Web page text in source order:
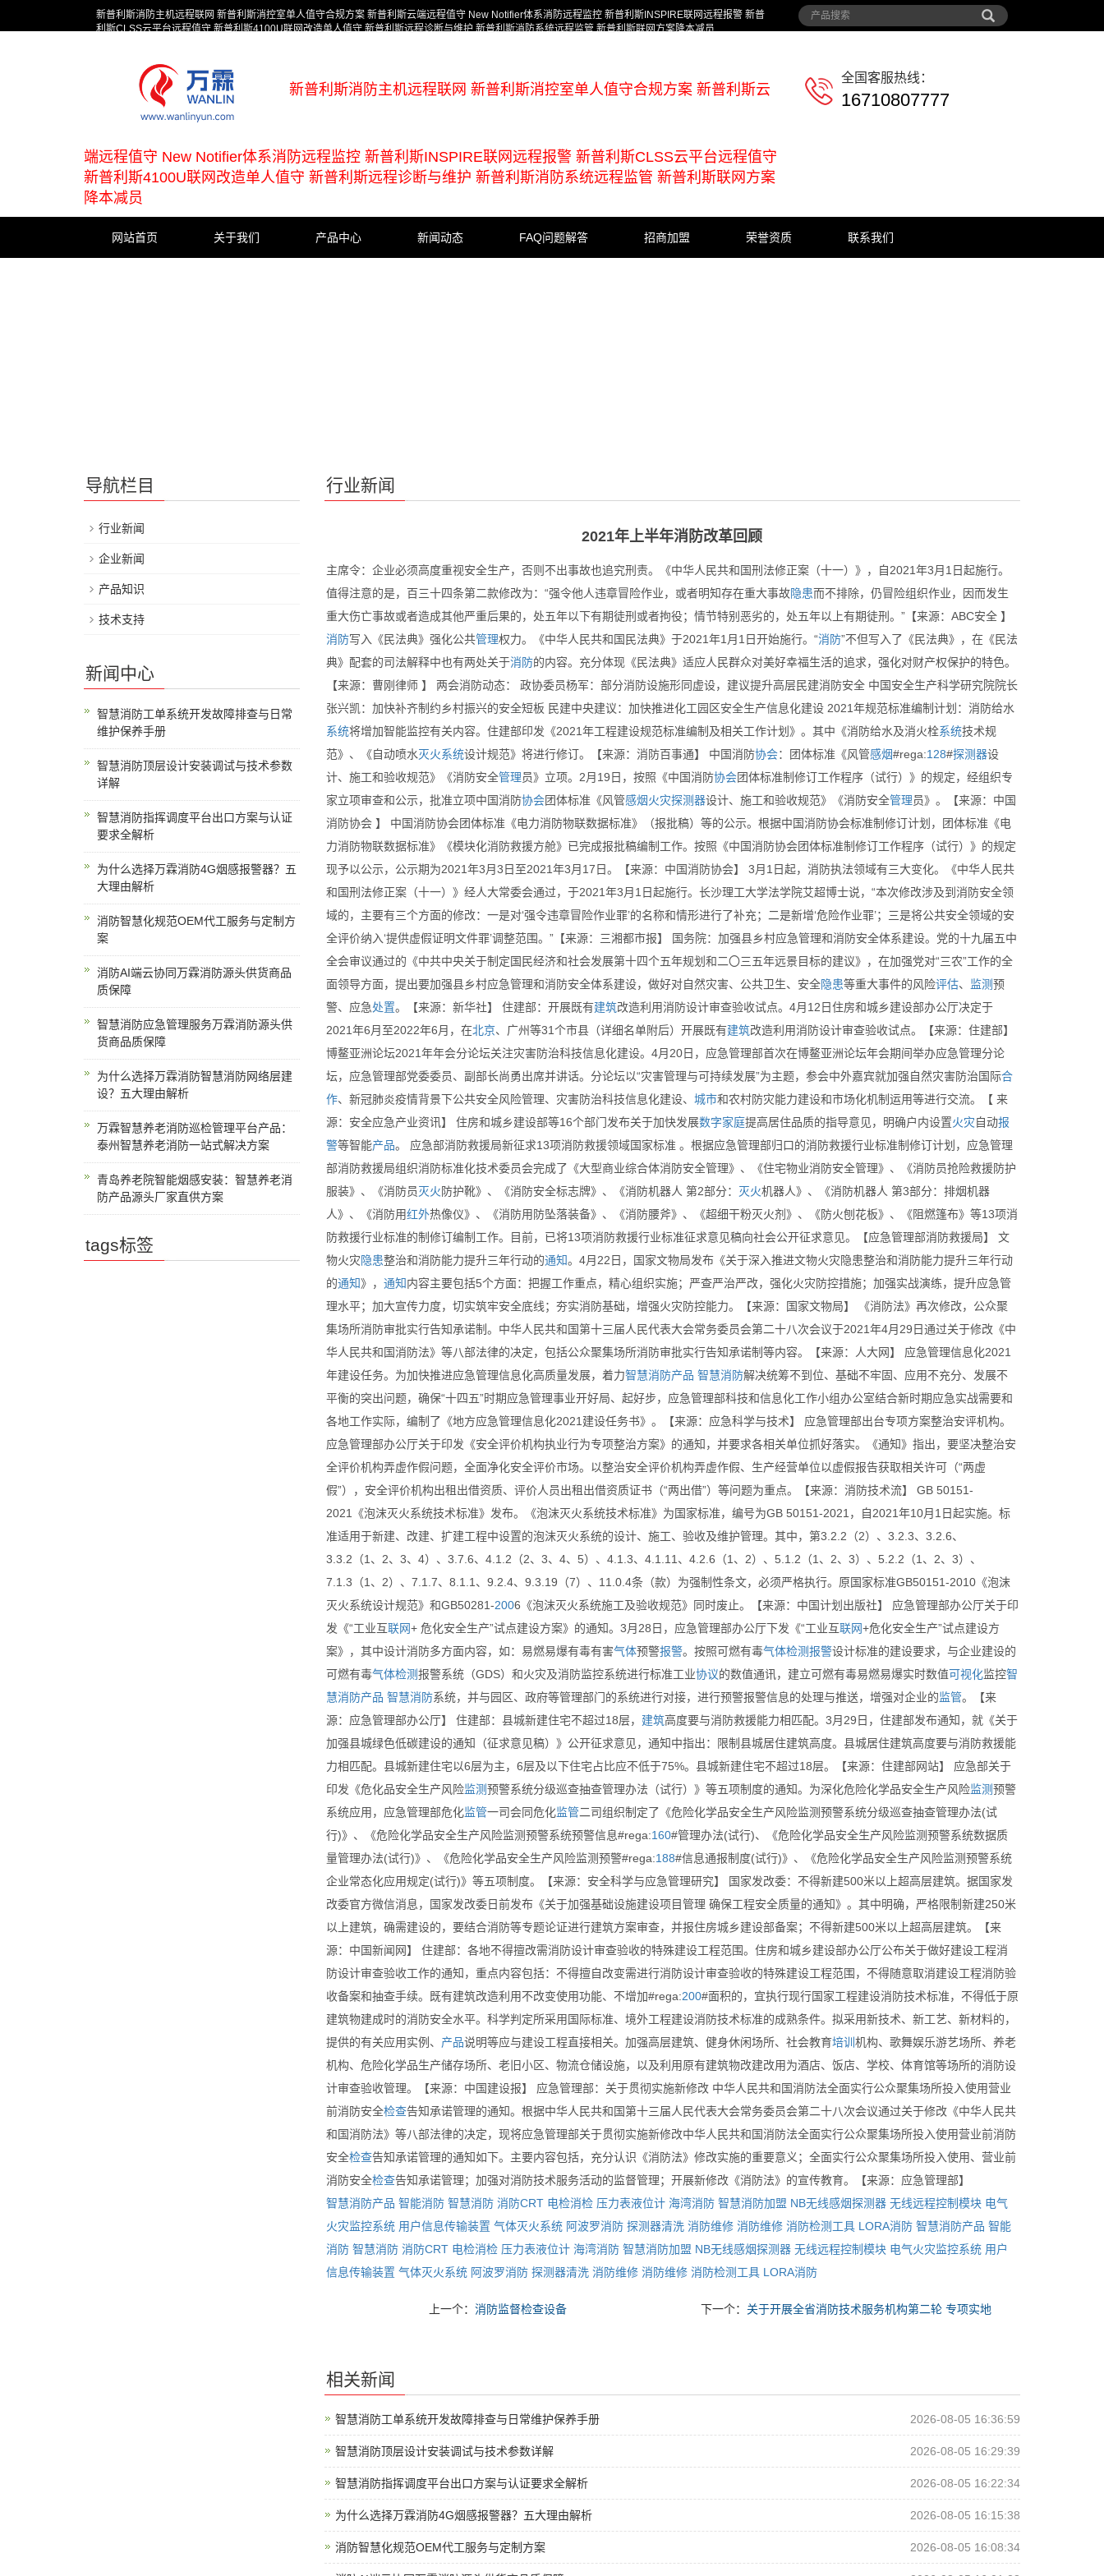
新普利斯消防主机远程联网 新普利斯消控室单人值守合规方案 新普利斯云端远程值守 New Notifier体系消防远程监控 新普利斯INSPIRE联网远程报警 新普
利斯CLSS云平台远程值守 新普利斯4100U联网改造单人值守 新普利斯远程诊断与维护 新普利斯消防系统远程监管 新普利斯联网方案降本减员
新普利斯消防主机远程联网 新普利斯消控室单人值守合规方案 新普利斯云
端远程值守 New Notifier体系消防远程监控 新普利斯INSPIRE联网远程报警 新普利斯CLSS云平台远程值守
新普利斯4100U联网改造单人值守 新普利斯远程诊断与维护 新普利斯消防系统远程监管 新普利斯联网方案
降本减员
全国客服热线：
16710807777
网站首页 关于我们 产品中心 新闻动态 FAQ问题解答 招商加盟 荣誉资质 联系我们
行业新闻
2021年上半年消防改革回顾
主席令：企业必须高度重视安全生产，否则不出事故也追究刑责。《中华人民共和国刑法修正案（十一）》，自2021年3月1日起施行。
值得注意的是，百三十四条第二款修改为：“强令他人违章冒险作业，或者明知存在重大事故隐患而不排除，仍冒险组织作业，因而发生
重大伤亡事故或者造成其他严重后果的，处五年以下有期徒刑或者拘役；情节特别恶劣的，处五年以上有期徒刑。”【来源：ABC安全 】
消防写入《民法典》强化公共管理权力。《中华人民共和国民法典》于2021年1月1日开始施行。“消防”不但写入了《民法典》，在《民法
典》配套的司法解释中也有两处关于消防的内容。充分体现《民法典》适应人民群众对美好幸福生活的追求，强化对财产权保护的特色。
【来源：曹刚律师 】 两会消防动态： 政协委员杨军：部分消防设施形同虚设，建议提升高层民建消防安全 中国安全生产科学研究院院长
张兴凯：加快补齐制约乡村振兴的安全短板 民建中央建议：加快推进化工园区安全生产信息化建设 2021年规范标准编制计划：消防给水
系统将增加智能监控有关内容。住建部印发《2021年工程建设规范标准编制及相关工作计划》。其中《消防给水及消火栓系统技术规
范》、《自动喷水灭火系统设计规范》将进行修订。【来源：消防百事通】 中国消防协会：团体标准《风管感烟#rega:128#探测器设
计、施工和验收规范》《消防安全管理员》立项。2月19日，按照《中国消防协会团体标准制修订工作程序（试行）》的规定，经组织专
家立项审查和公示，批准立项中国消防协会团体标准《风管感烟火灾探测器设计、施工和验收规范》《消防安全管理员》。【来源：中国
消防协会 】 中国消防协会团体标准《电力消防物联数据标准》（报批稿）等的公示。根据中国消防协会标准制修订计划，团体标准《电
力消防物联数据标准》《模块化消防救援方舱》已完成报批稿编制工作。按照《中国消防协会团体标准制修订工作程序（试行）》的规定
现予以公示，公示期为2021年3月3日至2021年3月17日。【来源：中国消防协会】 3月1日起，消防执法领域有三大变化。《中华人民共
和国刑法修正案（十一）》经人大常委会通过，于2021年3月1日起施行。长沙理工大学法学院艾超博士说，“本次修改涉及到消防安全领
域的，主要有三个方面的修改：一是对‘强令违章冒险作业罪’的名称和情形进行了补充；二是新增‘危险作业罪’；三是将公共安全领域的安
全评价纳入‘提供虚假证明文件罪’调整范围。”【来源：三湘都市报】 国务院：加强县乡村应急管理和消防安全体系建设。党的十九届五中
全会审议通过的《中共中央关于制定国民经济和社会发展第十四个五年规划和二〇三五年远景目标的建议》，在加强党对“三农”工作的全
面领导方面，提出要加强县乡村应急管理和消防安全体系建设，做好对自然灾害、公共卫生、安全隐患等重大事件的风险评估、 监测预
警、应急处置。【来源：新华社】 住建部：开展既有建筑改造利用消防设计审查验收试点。4月12日住房和城乡建设部办公厅决定于
2021年6月至2022年6月，在北京、广州等31个市县（详细名单附后）开展既有建筑改造利用消防设计审查验收试点。【来源：住建部】
博鳌亚洲论坛2021年年会分论坛关注灾害防治科技信息化建设。4月20日，应急管理部首次在博鳌亚洲论坛年会期间举办应急管理分论
坛，应急管理部党委委员、副部长尚勇出席并讲话。分论坛以“灾害管理与可持续发展”为主题，参会中外嘉宾就加强自然灾害防治国际合
作、新冠肺炎疫情背景下公共安全风险管理、灾害防治科技信息化建设、 城市和农村防灾能力建设和市场化机制运用等进行交流。【 来
源：安全应急产业资讯】 住房和城乡建设部等16个部门发布关于加快发展数字家庭提高居住品质的指导意见，明确户内设置火灾自动报
警等智能产品。 应急部消防救援局新征求13项消防救援领域国家标准 。根据应急管理部归口的消防救援行业标准制修订计划，应急管理
部消防救援局组织消防标准化技术委员会完成了《大型商业综合体消防安全管理》、《住宅物业消防安全管理》、《消防员抢险救援防护
服装》、《消防员灭火防护靴》、《消防安全标志牌》、《消防机器人 第2部分： 灭火机器人》、《消防机器人 第3部分：排烟机器
人》、《消防用红外热像仪》、《消防用防坠落装备》、《消防腰斧》、《超细干粉灭火剂》、《防火刨花板》、《阻燃篷布》等13项消
防救援行业标准的制修订编制工作。目前，已将13项消防救援行业标准征求意见稿向社会公开征求意见。【应急管理部消防救援局】 文
物火灾隐患整治和消防能力提升三年行动的通知。4月22日，国家文物局发布《关于深入推进文物火灾隐患整治和消防能力提升三年行动
的通知》， 通知内容主要包括5个方面：把握工作重点，精心组织实施；严查严治严改，强化火灾防控措施；加强实战演练，提升应急管
理水平；加大宣传力度，切实筑牢安全底线；夯实消防基础，增强火灾防控能力。【来源：国家文物局】 《消防法》再次修改，公众聚
集场所消防审批实行告知承诺制。中华人民共和国第十三届人民代表大会常务委员会第二十八次会议于2021年4月29日通过关于修改《中
华人民共和国消防法》等八部法律的决定，包括公众聚集场所消防审批实行告知承诺制等内容。【来源：人大网】 应急管理信息化2021
年建设任务。为加快推进应急管理信息化高质量发展，着力智慧消防产品 智慧消防解决统筹不到位、基础不牢固、应用不充分、发展不
平衡的突出问题，确保“十四五”时期应急管理事业开好局、起好步，应急管理部科技和信息化工作小组办公室结合新时期应急实战需要和
各地工作实际，编制了《地方应急管理信息化2021建设任务书》。【来源：应急科学与技术】 应急管理部出台专项方案整治安评机构。
应急管理部办公厅关于印发《安全评价机构执业行为专项整治方案》的通知，并要求各相关单位抓好落实。《通知》指出，要坚决整治安
全评价机构弄虚作假问题，全面净化安全评价市场。以整治安全评价机构弄虚作假、生产经营单位以虚假报告获取相关许可（“两虚
假”），安全评价机构出租出借资质、评价人员出租出借资质证书（“两出借”）等问题为重点。【来源：消防技术流】 GB 50151-
2021《泡沫灭火系统技术标准》发布。《泡沫灭火系统技术标准》为国家标准，编号为GB 50151-2021，自2021年10月1日起实施。标
准适用于新建、改建、扩建工程中设置的泡沫灭火系统的设计、施工、验收及维护管理。其中，第3.2.2（2）、3.2.3、3.2.6、
3.3.2（1、2、3、4）、3.7.6、4.1.2（2、3、4、5）、4.1.3、4.1.11、4.2.6（1、2）、5.1.2（1、2、3）、5.2.2（1、2、3）、
7.1.3（1、2）、7.1.7、8.1.1、9.2.4、9.3.19（7）、11.0.4条（款）为强制性条文，必须严格执行。原国家标准GB50151-2010《泡沫
灭火系统设计规范》和GB50281-2006《泡沫灭火系统施工及验收规范》同时废止。【来源：中国计划出版社】 应急管理部办公厅关于印
发《“工业互联网+ 危化安全生产”试点建设方案》的通知。3月28日，应急管理部办公厅下发《“工业互联网+危化安全生产”试点建设方
案》，其中设计消防多方面内容，如：易燃易爆有毒有害气体预警报警。按照可燃有毒气体检测报警设计标准的建设要求，与企业建设的
可燃有毒气体检测报警系统（GDS）和火灾及消防监控系统进行标准工业协议的数值通讯，建立可燃有毒易燃易爆实时数值可视化监控智
慧消防产品 智慧消防系统，并与园区、政府等管理部门的系统进行对接，进行预警报警信息的处理与推送，增强对企业的监管。【来
源：应急管理部办公厅】 住建部：县城新建住宅不超过18层， 建筑高度要与消防救援能力相匹配。3月29日，住建部发布通知，就《关于
加强县城绿色低碳建设的通知（征求意见稿）》公开征求意见，通知中指出：限制县城居住建筑高度。县城居住建筑高度要与消防救援能
力相匹配。县城新建住宅以6层为主，6层及以下住宅占比应不低于75%。县城新建住宅不超过18层。【来源：住建部网站】 应急部关于
印发《危化品安全生产风险监测预警系统分级巡查抽查管理办法（试行）》等五项制度的通知。为深化危险化学品安全生产风险监测预警
系统应用，应急管理部危化监管一司会同危化监管二司组织制定了《危险化学品安全生产风险监测预警系统分级巡查抽查管理办法(试
行)》、《危险化学品安全生产风险监测预警系统预警信息#rega:160#管理办法(试行)、《危险化学品安全生产风险监测预警系统数据质
量管理办法(试行)》、《危险化学品安全生产风险监测预警#rega:188#信息通报制度(试行)》、《危险化学品安全生产风险监测预警系统
企业常态化应用规定(试行)》等五项制度。【来源：安全科学与应急管理研究】 国家发改委：不得新建500米以上超高层建筑。据国家发
改委官方微信消息，国家发改委日前发布《关于加强基础设施建设项目管理 确保工程安全质量的通知》。其中明确，严格限制新建250米
以上建筑，确需建设的，要结合消防等专题论证进行建筑方案审查，并报住房城乡建设部备案；不得新建500米以上超高层建筑。【来
源：中国新闻网】 住建部：各地不得擅改需消防设计审查验收的特殊建设工程范围。住房和城乡建设部办公厅公布关于做好建设工程消
防设计审查验收工作的通知，重点内容包括：不得擅自改变需进行消防设计审查验收的特殊建设工程范围，不得随意取消建设工程消防验
收备案和抽查手续。既有建筑改造利用不改变使用功能、不增加#rega:200#面积的，宜执行现行国家工程建设消防技术标准，不得低于原
建筑物建成时的消防安全水平。科学判定所采用国际标准、境外工程建设消防技术标准的成熟条件。拟采用新技术、新工艺、新材料的，
提供的有关应用实例、 产品说明等应与建设工程直接相关。加强高层建筑、健身休闲场所、社会教育培训 机构、歌舞娱乐游艺场所、养老
机构、危险化学品生产储存场所、老旧小区、物流仓储设施，以及利用原有建筑物改建改用为酒店、饭店、学校、体育馆等场所的消防设
计审查验收管理。【来源：中国建设报】 应急管理部：关于贯彻实施新修改 中华人民共和国消防法全面实行公众聚集场所投入使用营业
前消防安全检查告知承诺管理的通知。根据中华人民共和国第十三届人民代表大会常务委员会第二十八次会议通过关于修改《中华人民共
和国消防法》等八部法律的决定，现将应急管理部关于贯彻实施新修改中华人民共和国消防法全面实行公众聚集场所投入使用营业前消防
安全检查告知承诺管理的通知如下。主要内容包括，充分认识《消防法》修改实施的重要意义；全面实行公众聚集场所投入使用、营业前
消防安全检查告知承诺管理；加强对消防技术服务活动的监督管理；开展新修改《消防法》的宣传教育。【来源：应急管理部】
智慧消防产品 智能消防 智慧消防 消防CRT 电检消检 压力表液位计 海湾消防 智慧消防加盟 NB无线感烟探测器 无线远程控制模块 电气
火灾监控系统 用户信息传输装置 气体灭火系统 阿波罗消防 探测器清洗 消防维修 消防维修 消防检测工具 LORA消防 智慧消防产品 智能
消防 智慧消防 消防CRT 电检消检 压力表液位计 海湾消防 智慧消防加盟 NB无线感烟探测器 无线远程控制模块 电气火灾监控系统 用户
信息传输装置 气体灭火系统 阿波罗消防 探测器清洗 消防维修 消防维修 消防检测工具 LORA消防
上一个：消防监督检查设备 下一个： 关于开展全省消防技术服务机构第二轮 专项实地
相关新闻
智慧消防工单系统开发故障排查与日常维护保养手册 2026-08-05 16:36:59
智慧消防顶层设计安装调试与技术参数详解 2026-08-05 16:29:39
智慧消防指挥调度平台出口方案与认证要求全解析 2026-08-05 16:22:34
为什么选择万霖消防4G烟感报警器？五大理由解析 2026-08-05 16:15:38
消防智慧化规范OEM代工服务与定制方案 2026-08-05 16:08:34
导航栏目
行业新闻
企业新闻
产品知识
技术支持
新闻中心
智慧消防工单系统开发故障排查与日常
维护保养手册
智慧消防顶层设计安装调试与技术参数
详解
智慧消防指挥调度平台出口方案与认证
要求全解析
为什么选择万霖消防4G烟感报警器？五
大理由解析
消防智慧化规范OEM代工服务与定制方
案
消防AI端云协同万霖消防源头供货商品
质保障
智慧消防应急管理服务万霖消防源头供
货商品质保障
为什么选择万霖消防智慧消防网络层建
设？五大理由解析
万霖智慧养老消防巡检管理平台产品：
泰州智慧养老消防一站式解决方案
青岛养老院智能烟感安装：智慧养老消
防产品源头厂家直供方案
tags标签